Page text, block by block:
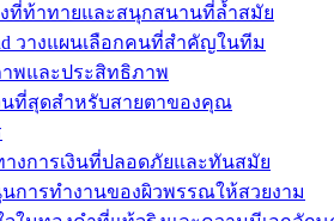
ที่ท้าทายและสนุกสนานที่ล้ำสมัย
วางแผนเลือกคนที่สำคัญในทีม
พและประสิทธิภาพ
นที่สุดสำหรับสายตาของคุณ
งการเงินที่ปลอดภัยและทันสมัย
การทำงานของผิวพรรณให้สวยงาม